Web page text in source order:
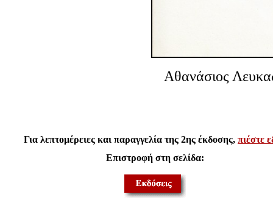
Αθανάσιος
Για λεπτομέρειες και παραγγελία της 2ης έκδοσης, πιέστε
Επιστροφή στη σελίδα: